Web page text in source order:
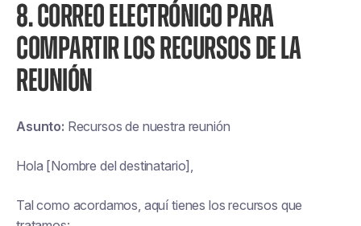
8. CORREO ELECTRÓNICO PARA
COMPARTIR LOS RECURSOS DE LA
REUNIÓN
Asunto: Recursos de nuestra reunión
Hola [Nombre del destinatario],
Tal como acordamos, aquí tienes los recursos que